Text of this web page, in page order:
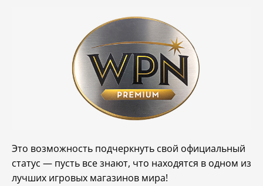
Это возможность подчеркнуть свой официальный
статус — пусть все знают, что находятся в одном из
лучших игровых магазинов мира!